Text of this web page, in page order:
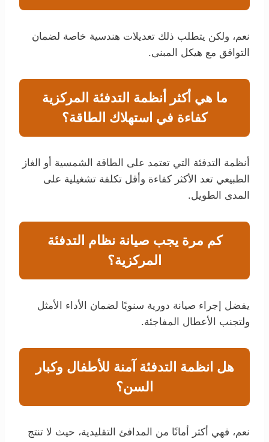
نعم، ولكن يتطلب ذلك تعديلات هندسية خاصة لضمان
التوافق مع هيكل المبنى.
ما هي أكثر أنظمة التدفئة المركزية
كفاءة في استهلاك الطاقة؟
أنظمة التدفئة التي تعتمد على الطاقة الشمسية أو الغاز
الطبيعي تعد الأكثر كفاءة وأقل تكلفة تشغيلية على
المدى الطويل.
كم مرة يجب صيانة نظام التدفئة
المركزية؟
يفضل إجراء صيانة دورية سنويًا لضمان الأداء الأمثل
ولتجنب الأعطال المفاجئة.
هل انظمة التدفئة آمنة للأطفال وكبار
السن؟
نعم، فهي أكثر أمانًا من المدافئ التقليدية، حيث لا تنتج